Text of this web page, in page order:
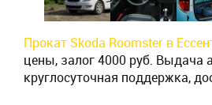
Прокат Skoda Roomster в
цены, залог 4000 руб. Выдача
круглосуточная поддержка,